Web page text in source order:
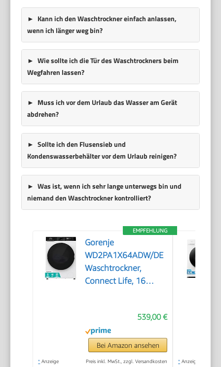
Kann ich den Waschtrockner einfach anlassen,
wenn ich länger weg bin?
Wie sollte ich die Tür des Waschtrockners beim
Wegfahren lassen?
Muss ich vor dem Urlaub das Wasser am Gerät
abdrehen?
Sollte ich den Flusensieb und
Kondenswasserbehälter vor dem Urlaub reinigen?
Was ist, wenn ich sehr lange unterwegs bin und
niemand den Waschtrockner kontrolliert?
EMPFEHLUNG
Gorenje
WD2PA1X64ADW/DE
Waschtrockner,
Connect Life, 16
trocknen, 54 Liter,
1400 U/min, Total
AquaStop, Inverter
PowerDrive Motor,
539,00 €
Bei Amazon ansehen
* Anzeige Preis inkl. MwSt., zzgl. Versandkosten * Anzeige